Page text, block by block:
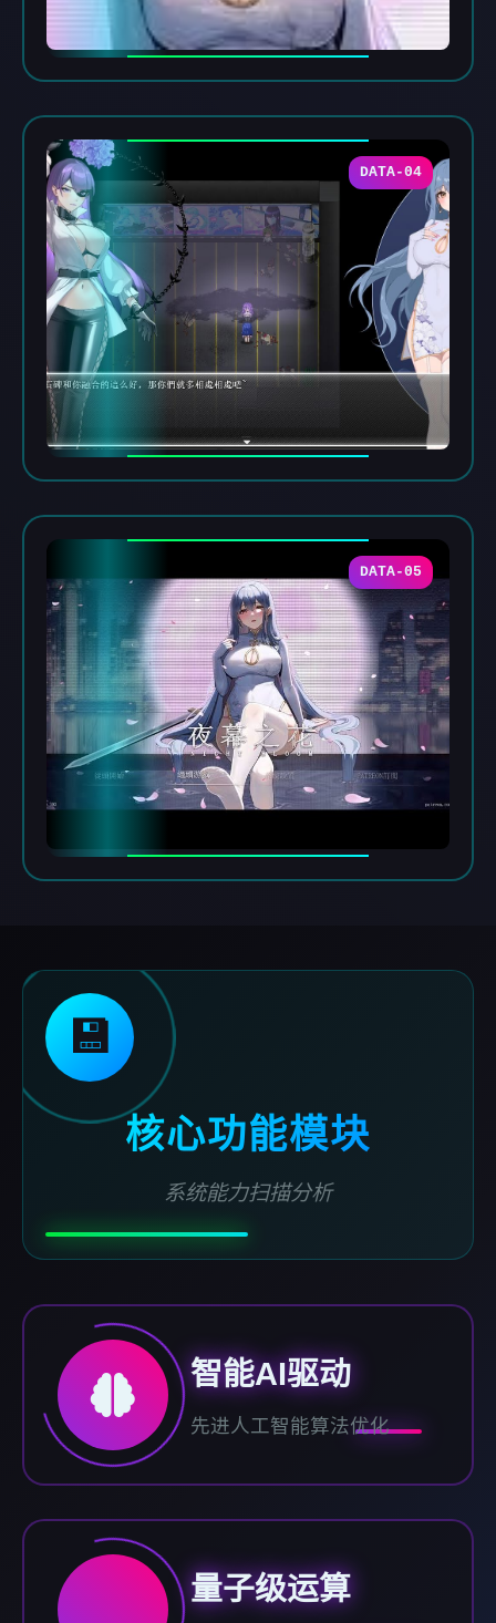
DATA-04
DATA-05
💾
核心功能模块
系统能力扫描分析
智能AI驱动
先进人工智能算法优化
量子级运算